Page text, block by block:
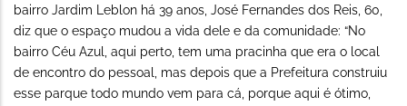
bairro Jardim Leblon há 39 anos, José Fernandes dos Reis, 60,
diz que o espaço mudou a vida dele e da comunidade: “No
bairro Céu Azul, aqui perto, tem uma pracinha que era o local
de encontro do pessoal, mas depois que a Prefeitura construiu
esse parque todo mundo vem para cá, porque aqui é ótimo,